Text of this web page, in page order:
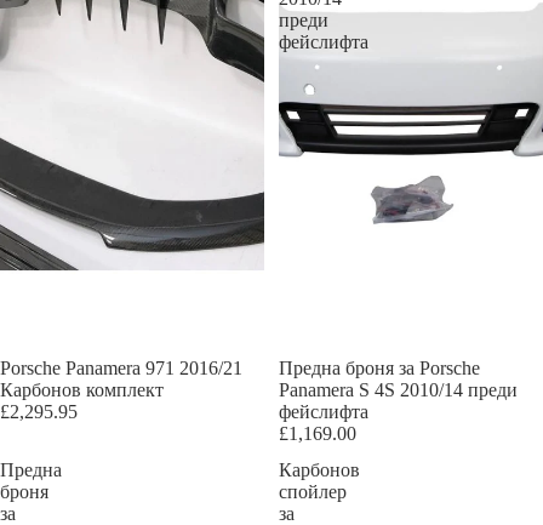
Porsche Panamera 971 2016/21
Карбонов комплект
£2,295.95
преди
фейслифта
Предна броня за Porsche
Panamera S 4S 2010/14 преди
фейслифта
£1,169.00
Предна
броня
за
Карбонов
спойлер
за